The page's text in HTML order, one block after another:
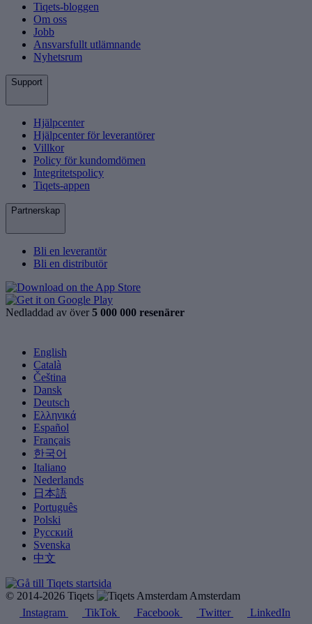
Tiqets-bloggen
Om oss
Jobb
Ansvarsfullt utlämnande
Nyhetsrum
Support
Hjälpcenter
Hjälpcenter för leverantörer
Villkor
Policy för kundomdömen
Integritetspolicy
Tiqets-appen
Partnerskap
Bli en leverantör
Bli en distributör
Nedladdad av över 5 000 000 resenärer
English
Català
Čeština
Dansk
Deutsch
Ελληνικά
Español
Français
한국어
Italiano
Nederlands
日本語
Português
Polski
Русский
Svenska
中文
© 2014-2026 Tiqets
Amsterdam
Instagram
TikTok Facebook Twitter LinkedIn